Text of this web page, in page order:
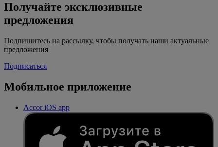
Получайте эксклюзивные
предложения
Подпишитесь на рассылку, чтобы получать наши актуальные
предложения
Подписаться
Мобильное приложение
Accor iOS app